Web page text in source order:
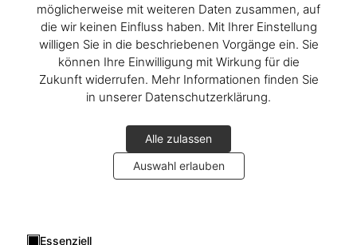
möglicherweise mit weiteren Daten zusammen, auf
die wir keinen Einfluss haben. Mit Ihrer Einstellung
willigen Sie in die beschriebenen Vorgänge ein. Sie
können Ihre Einwilligung mit Wirkung für die
Zukunft widerrufen. Mehr Informationen finden Sie
in unserer Datenschutzerklärung.
Alle zulassen
Auswahl erlauben
Essenziell